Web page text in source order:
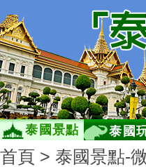
泰國景點 泰國
首頁 > 泰國景點-